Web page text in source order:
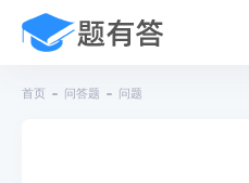
首页 问答题 问题